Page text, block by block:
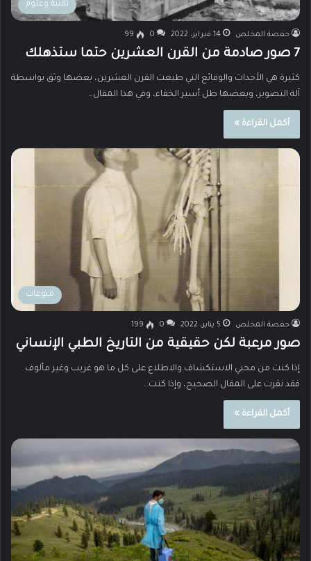
تقنية وعلوم
حفصة المخلص 14 فبراير، 2022 0
99
7 صور صادمة من القرن العشرين حتما ستذهلك
كثيرة هي الأحداث والوقائع التي طبعت القرن العشرين، بعضها وثق بواسطة
آلة التصوير، وبعضها ظل أسير الخفاء، وفي هذا المقال…
أكمل القراءة »
منوعات
حفصة المخلص 5 يناير، 2022 0
199
صور مرعبة لكن حقيقية من التاريخ الطبي الإنساني
إذا كنت من محبي الاستكشاف والاطلاع على كل ما هو غريب وغير مألوف
فقد نقرت على المقال الصحيح، وإذا كنت…
أكمل القراءة »